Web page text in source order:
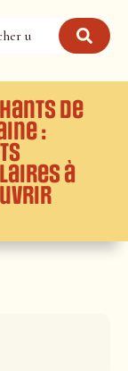
de
:
à